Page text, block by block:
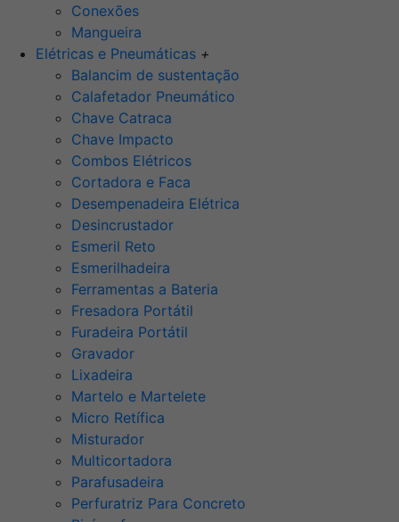
Conexões
Mangueira
Elétricas e Pneumáticas +
Balancim de sustentação
Calafetador Pneumático
Chave Catraca
Chave Impacto
Combos Elétricos
Cortadora e Faca
Desempenadeira Elétrica
Desincrustador
Esmeril Reto
Esmerilhadeira
Ferramentas a Bateria
Fresadora Portátil
Furadeira Portátil
Gravador
Lixadeira
Martelo e Martelete
Micro Retífica
Misturador
Multicortadora
Parafusadeira
Perfuratriz Para Concreto